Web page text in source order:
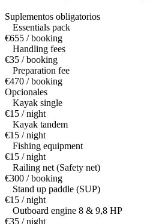
Suplementos obligatorios
Essentials pack
€655 / booking
Handling fees
€35 / booking
Preparation fee
€470 / booking
Opcionales
Kayak single
€15 / night
Kayak tandem
€15 / night
Fishing equipment
€15 / night
Railing net (Safety net)
€300 / booking
Stand up paddle (SUP)
€15 / night
Outboard engine 8 & 9,8 HP
€35 / night